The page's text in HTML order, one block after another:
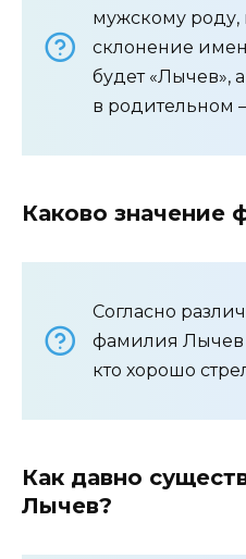
мужскому роду,
склонение
будет «Лычев»,
в родительном
Каково значение
Согласно
фамилия Лычев
кто хорошо
Как давно
Лычев?